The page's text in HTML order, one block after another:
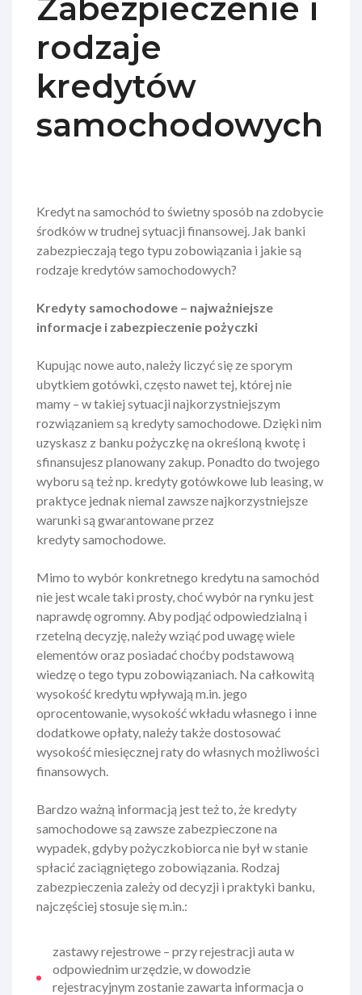
Zabezpieczenie i
rodzaje
kredytów
samochodowych
Kredyt na samochód to świetny sposób na zdobycie
środków w trudnej sytuacji finansowej. Jak banki
zabezpieczają tego typu zobowiązania i jakie są
rodzaje kredytów samochodowych?
Kredyty samochodowe – najważniejsze
informacje i zabezpieczenie pożyczki
Kupując nowe auto, należy liczyć się ze sporym
ubytkiem gotówki, często nawet tej, której nie
mamy – w takiej sytuacji najkorzystniejszym
rozwiązaniem są kredyty samochodowe. Dzięki nim
uzyskasz z banku pożyczkę na określoną kwotę i
sfinansujesz planowany zakup. Ponadto do twojego
wyboru są też np. kredyty gotówkowe lub leasing, w
praktyce jednak niemal zawsze najkorzystniejsze
warunki są gwarantowane przez
kredyty samochodowe
Mimo to wybór konkretnego kredytu na samochód
nie jest wcale taki prosty, choć wybór na rynku jest
naprawdę ogromny. Aby podjąć odpowiedzialną i
rzetelną decyzję, należy wziąć pod uwagę wiele
elementów oraz posiadać choćby podstawową
wiedzę o tego typu zobowiązaniach. Na całkowitą
wysokość kredytu wpływają m.in. jego
oprocentowanie, wysokość wkładu własnego i inne
dodatkowe opłaty, należy także dostosować
wysokość miesięcznej raty do własnych możliwości
finansowych.
Bardzo ważną informacją jest też to, że kredyty
samochodowe są zawsze zabezpieczone na
wypadek, gdyby pożyczkobiorca nie był w stanie
spłacić zaciągniętego zobowiązania. Rodzaj
zabezpieczenia zależy od decyzji i praktyki banku,
najczęściej stosuje się m.in.:
zastawy rejestrowe – przy rejestracji auta w
odpowiednim urzędzie, w dowodzie
rejestracyjnym zostanie zawarta informacja o